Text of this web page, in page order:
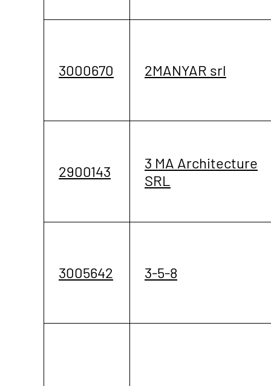
3000670 2MANYAR srl
2900143
3 MA Architecture
SRL
3005642 3-5-8